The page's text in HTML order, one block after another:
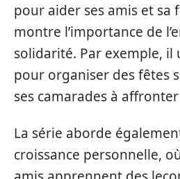
pour aider ses amis et sa
montre l’importance de
solidarité. Par exemple, il
pour organiser des fêtes
ses camarades à
La série aborde
croissance personnelle,